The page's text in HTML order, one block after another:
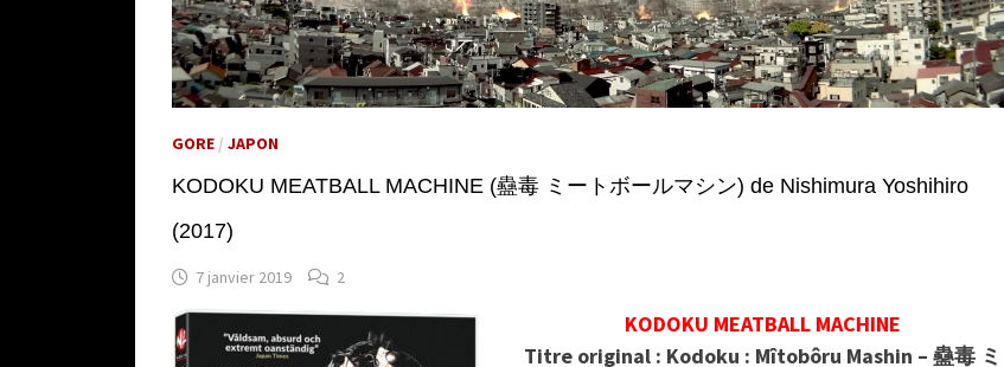
GORE /JAPON
KODOKU MEATBALL MACHINE (蠱毒 ミートボールマシン) de Nishimura Yoshihiro
(2017)
7 janvier 2019 2
KODOKU MEATBALL MACHINE
Titre original : Kodoku : Mîtobôru Mashin – 蠱毒 ミ